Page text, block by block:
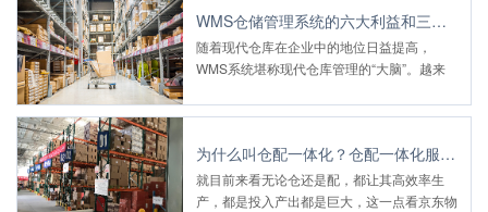
WMS仓储管理系统的六大利益和三大价值观
随着现代仓库在企业中的地位日益提高，
WMS系统堪称现代仓库管理的“大脑”。越来
施WMS系统，以提高服务能力和竞争力。
为什么叫仓配一体化？仓配一体化服务全内容详解！
就目前来看无论仓还是配，都让其高效率生
产，都是投入产出都是巨大，这一点看京东物